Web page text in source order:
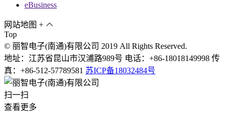
eBusiness
网站地图 +
Top
© 丽智电子(南通)有限公司 2019 All Rights Reserved.
地址：江苏省昆山市汉浦路989号 电话：+86-18018149998 传
真：+86-512-57789581 苏ICP备18032484号
扫一扫
查看更多